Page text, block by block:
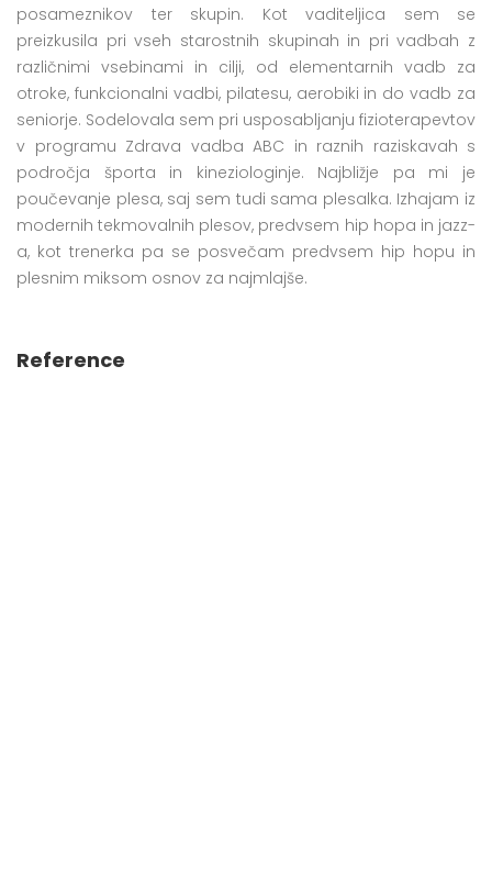
posameznikov ter skupin. Kot vaditeljica sem se
preizkusila pri vseh starostnih skupinah in pri vadbah z
različnimi vsebinami in cilji, od elementarnih vadb za
otroke, funkcionalni vadbi, pilatesu, aerobiki in do vadb za
seniorje. Sodelovala sem pri usposabljanju fizioterapevtov
v programu Zdrava vadba ABC in raznih raziskavah s
področja športa in kineziologinje. Najbližje pa mi je
poučevanje plesa, saj sem tudi sama plesalka. Izhajam iz
modernih tekmovalnih plesov, predvsem hip hopa in jazz-
a, kot trenerka pa se posvečam predvsem hip hopu in
plesnim miksom osnov za najmlajše.
Reference